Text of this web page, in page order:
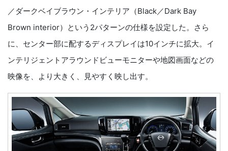
／ダークベイブラウン・インテリア（Black／Dark Bay
Brown interior）という2パターンの仕様を設定した。さら
に、センター部に配するディスプレイは10インチに拡大。イ
ンテリジェントアラウンドビューモニターや地図画面などの
映像を、より大きく、見やすく映し出す。